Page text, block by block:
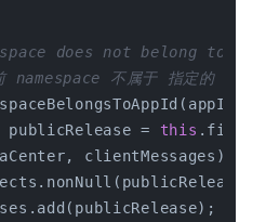
does not belong to
namespace 不属于 指定的 appId
publicRelease =
this
clientMessages);